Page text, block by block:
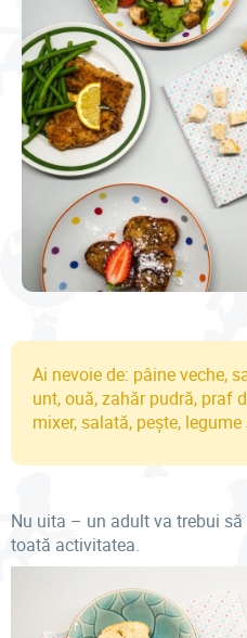
Ai nevoie de: pâine veche,
unt, ouă, zahăr pudră, praf
mixer, salată, pește,
Nu uita – un adult va trebui
toată activitatea.